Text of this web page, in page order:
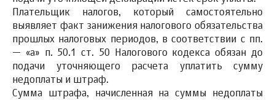
Плательщик налогов, который самостоятельно
выявляет факт занижения налогового обязательства
прошлых налоговых периодов, в соответствии с пп.
— «а» п. 50.1 ст. 50 Налогового кодекса обязан до
подачи уточняющего расчета уплатить сумму
недоплаты и штраф.
Сумма штрафа, начисленная на суммы недоплаты